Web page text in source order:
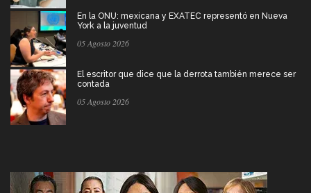
En la ONU: mexicana y EXATEC representó en Nueva
York a la juventud
05 Agosto 2026
El escritor que dice que la derrota también merece ser
contada
05 Agosto 2026